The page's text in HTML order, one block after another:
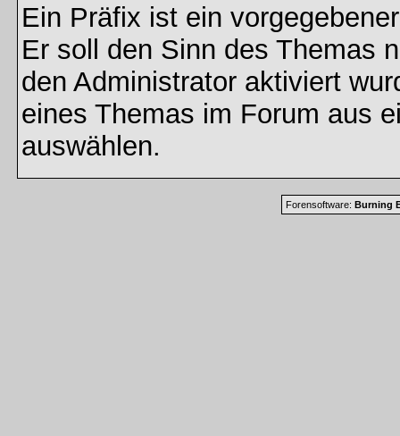
Ein Präfix ist ein
Er soll den Sinn des Themas
den Administrator aktiviert
eines Themas im Forum aus
auswählen.
Forensoftware: Burning